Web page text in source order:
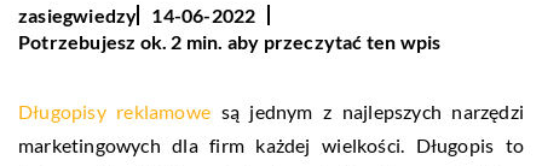
zasiegwiedzy
14-06-2022
Potrzebujesz ok. 2 min. aby przeczytać ten wpis
Długopisy reklamowe są jednym z najlepszych narzędzi
marketingowych dla firm każdej wielkości. Długopis to